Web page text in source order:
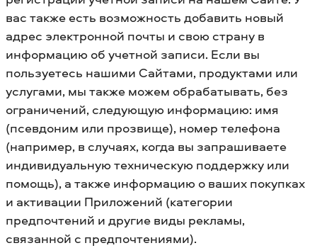
вас также есть возможность добавить новый
адрес электронной почты и свою страну в
информацию об учетной записи. Если вы
пользуетесь нашими Сайтами, продуктами или
услугами, мы также можем обрабатывать, без
ограничений, следующую информацию: имя
(псевдоним или прозвище), номер телефона
(например, в случаях, когда вы запрашиваете
индивидуальную техническую поддержку или
помощь), а также информацию о ваших покупках
и активации Приложений (категории
предпочтений и другие виды рекламы,
связанной с предпочтениями).